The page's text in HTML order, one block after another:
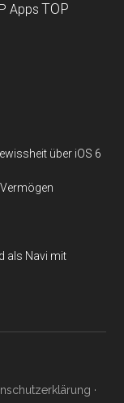
Apps TOP
über iOS 6
als Navi mit
·